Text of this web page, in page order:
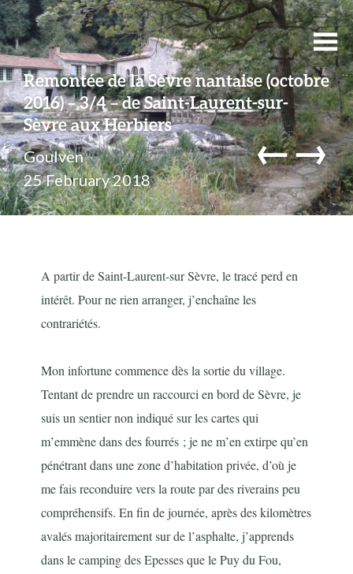
Remontée de la Sèvre nantaise (octobre
2016) – 3/4 – de Saint-Laurent-sur-
Sèvre aux Herbiers
Goulven
25 February 2018
←→
A partir de Saint-Laurent-sur Sèvre, le tracé perd en
intérêt. Pour ne rien arranger, j’enchaîne les
contrariétés.
Mon infortune commence dès la sortie du village.
Tentant de prendre un raccourci en bord de Sèvre, je
suis un sentier non indiqué sur les cartes qui
m’emmène dans des fourrés ; je ne m’en extirpe qu’en
pénétrant dans une zone d’habitation privée, d’où je
me fais reconduire vers la route par des riverains peu
compréhensifs. En fin de journée, après des kilomètres
avalés majoritairement sur de l’asphalte, j’apprends
dans le camping des Epesses que le Puy du Fou,